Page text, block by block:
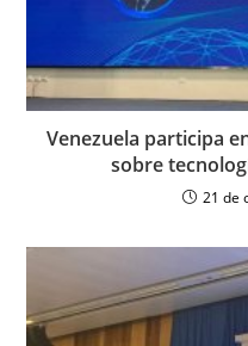
Venezuela participa
sobre
21 de